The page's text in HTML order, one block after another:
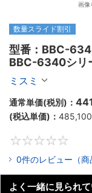
画像
数量スライド割引
型番：BBC-
BBC-6340シリ
マウント
ミスミ
通常単価(税別)：
(税込単価)： 485,100
0件のレビュー（商
よく一緒に見られ